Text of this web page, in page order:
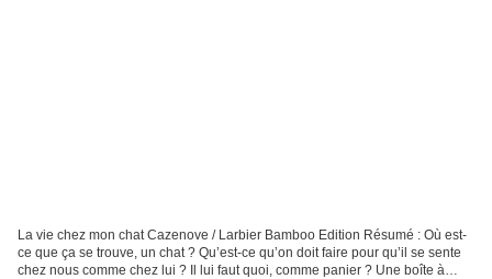
La vie chez mon chat Cazenove / Larbier Bamboo Edition Résumé : Où est-
ce que ça se trouve, un chat ? Qu’est-ce qu’on doit faire pour qu’il se sente
chez nous comme chez lui ? Il lui faut quoi, comme panier ? Une boîte à